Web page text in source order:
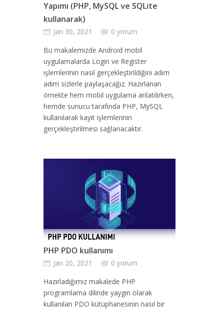
Yapımı (PHP, MySQL ve SQLite
kullanarak)
Jan 30, 2021
0 yorum
Bu makalemizde Android mobil
uygulamalarda Login ve Register
işlemlerinin nasıl gerçekleştirildiğini adım
adım sizlerle paylaşacağız. Hazırlanan
örnekte hem mobil uygulama anlatılırken,
hemde sunucu tarafında PHP, MySQL
kullanılarak kayıt işlemlerinin
gerçekleştirilmesi sağlanacaktır.
PHP PDO kullanımı
Jan 20, 2021
0 yorum
Hazırladığımız makalede PHP
programlama dilinde yaygın olarak
kullanılan PDO kütüphanesinin nasıl bir